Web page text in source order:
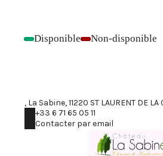
- Disponible - Non-disponible
, La Sabine, 11220 ST LAURENT DE LA
+33 6 71 65 05 11
Contacter par email